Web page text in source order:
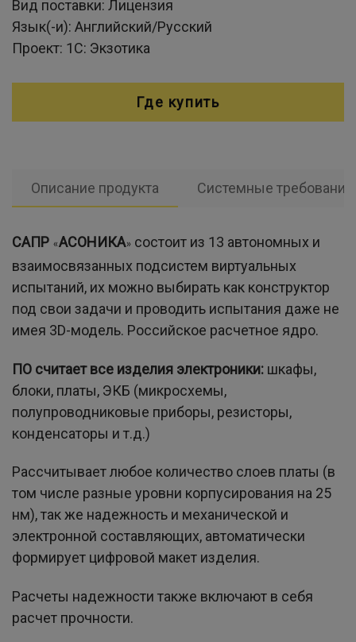
Вид поставки: Лицензия
Язык(-и): Английский/Русский
Проект: 1С: Экзотика
Где купить
Описание продукта Системные требования
САПР «АСОНИКА» состоит из 13 автономных и
взаимосвязанных подсистем виртуальных
испытаний, их можно выбирать как конструктор
под свои задачи и проводить испытания даже не
имея 3D-модель. Российское расчетное ядро.
ПО считает все изделия электроники: шкафы,
блоки, платы, ЭКБ (микросхемы,
полупроводниковые приборы, резисторы,
конденсаторы и т.д.)
Рассчитывает любое количество слоев платы (в
том числе разные уровни корпусирования на 25
нм), так же надежность и механической и
электронной составляющих, автоматически
формирует цифровой макет изделия.
Расчеты надежности также включают в себя
расчет прочности.